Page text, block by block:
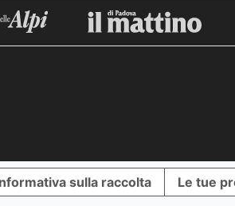
sulla raccolta Le tue